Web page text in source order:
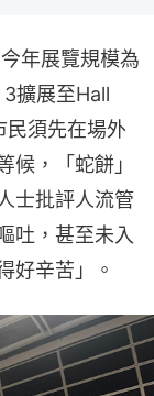
年展覽規模為
擴展至Hall
民須先在場外
候，「蛇餅」
士批評人流管
吐，甚至未入
好辛苦」。